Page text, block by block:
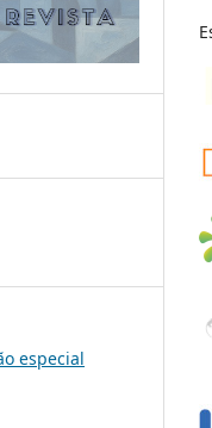
especial